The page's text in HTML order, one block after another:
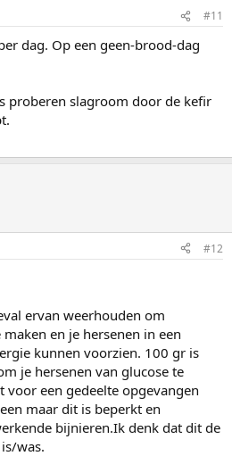
#11
dag. Op een geen-brood-dag
proberen slagroom door de kefir
#12
ervan weerhouden om
en je hersenen in een
kunnen voorzien. 100 gr is
je hersenen van glucose te
een gedeelte opgevangen
maar dit is beperkt en
bijnieren.Ik denk dat dit de
was.